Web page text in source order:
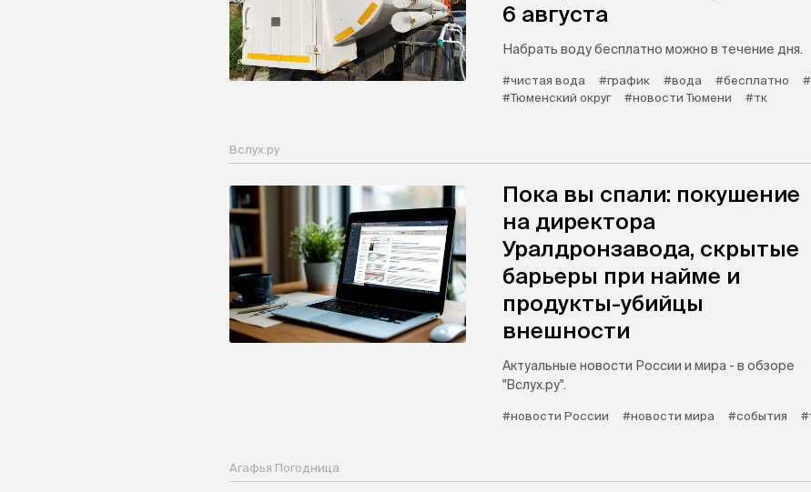
6 августа
Набрать воду бесплатно можно в течение дня.
#чистая вода #график #вода #бесплатно
#Тюменский округ
#новости Тюмени #тк
Вслух.ру
Пока вы спали: покушение
на директора
Уралдронзавода, скрытые
барьеры при найме и
продукты-убийцы
внешности
Актуальные новости России и мира - в обзоре
"Вслух.ру".
#новости России #новости мира #события
Агафья Погодница